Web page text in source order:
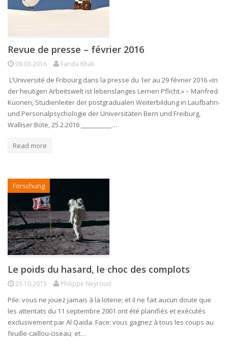
Revue de presse – février 2016
09.03.2016 Farida Khali
L’Université de Fribourg dans la presse du 1er au 29 février 2016 «In
der heutigen Arbeitswelt ist lebenslanges Lernen Pflicht.» – Manfred
Kuonen, Studienleiter der postgradualen Weiterbildung in Laufbahn-
und Personalpsychologie der Universitäten Bern und Freiburg,
Walliser Bote, 25.2.2016 __________…
Read more
Forschung
Le poids du hasard, le choc des complots
23.10.2015 Philippe Neyroud
Pile: vous ne jouez jamais à la loterie; et il ne fait aucun doute que
les attentats du 11 septembre 2001 ont été planifiés et exécutés
exclusivement par Al Qaida. Face: vous gagnez à tous les coups au
feuille-caillou-ciseau; et…